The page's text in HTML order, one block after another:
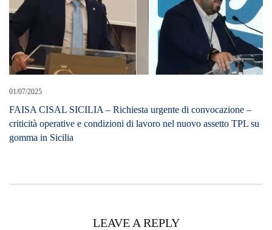
01/07/2025
FAISA CISAL SICILIA – Richiesta urgente di convocazione –
criticità operative e condizioni di lavoro nel nuovo assetto TPL su
gomma in Sicilia
LEAVE A REPLY